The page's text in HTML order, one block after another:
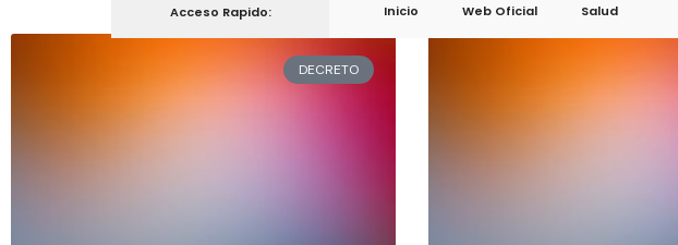
Acceso Rapido: Inicio Web Oficial Salud
DECRETO